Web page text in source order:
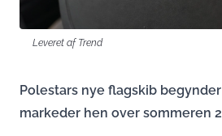
Leveret af Trend
Polestars nye flagskib
markeder hen over sommeren